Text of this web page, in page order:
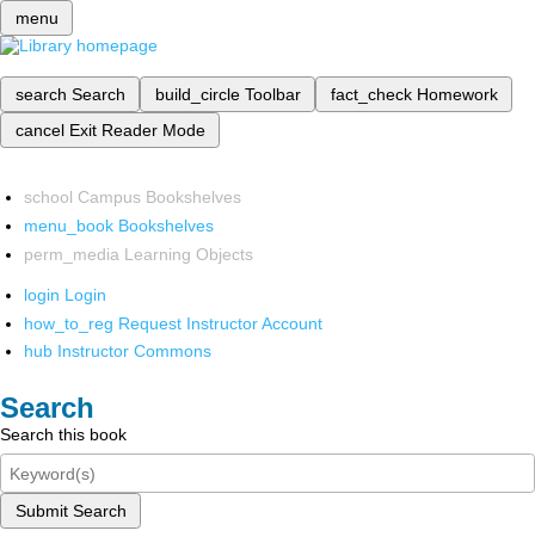
menu
search Search build_circle Toolbar fact_check Homework
cancel Exit Reader Mode
school Campus Bookshelves
menu_book Bookshelves
perm_media Learning Objects
login Login
how_to_reg Request Instructor Account
hub Instructor Commons
Search
Search this book
Submit Search